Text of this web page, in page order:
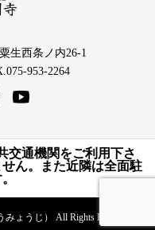
生西条ノ内26-1
953-2264
交通機関をご利用下さ
ん。また近隣は全面駐
ょうじ） All Rights Reserved.